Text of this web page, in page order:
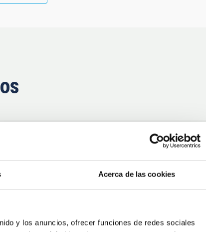
Acerca de las cookies
y los anuncios, ofrecer funciones de redes sociales
10 14
CONGRESO